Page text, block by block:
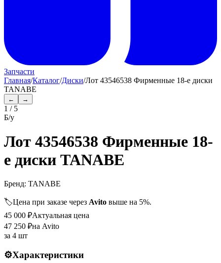
Запчасти
Главная/Каталог/Диски/Лот 43546538 Фирменные 18-е диски
TANABE
← →
1 / 5
Б/у
Лот 43546538 Фирменные 18-
е диски TANABE
Бренд: TANABE
🏷️Цена при заказе через Avito выше на 5%.
45 000 ₽Актуальная цена
47 250 ₽на Avito
за 4 шт
⚙️Характеристики